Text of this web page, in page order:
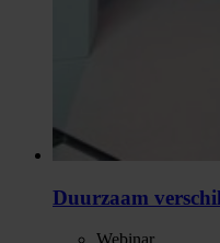
Duurzaam